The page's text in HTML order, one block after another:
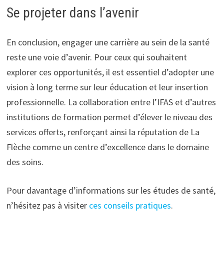
Se projeter dans l’avenir
En conclusion, engager une carrière au sein de la santé
reste une voie d’avenir. Pour ceux qui souhaitent
explorer ces opportunités, il est essentiel d’adopter une
vision à long terme sur leur éducation et leur insertion
professionnelle. La collaboration entre l’IFAS et d’autres
institutions de formation permet d’élever le niveau des
services offerts, renforçant ainsi la réputation de La
Flèche comme un centre d’excellence dans le domaine
des soins.
Pour davantage d’informations sur les études de santé,
n’hésitez pas à visiter ces conseils pratiques.